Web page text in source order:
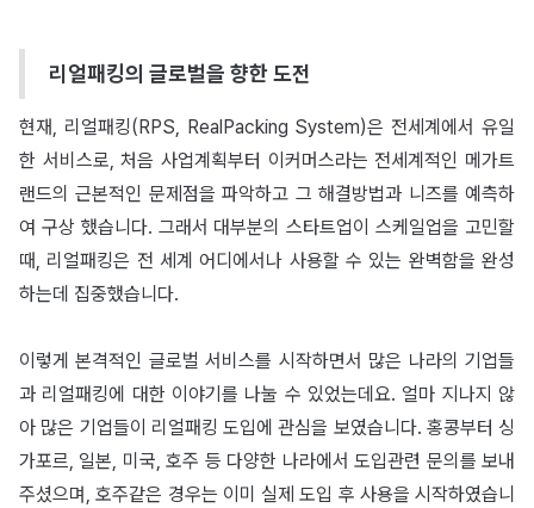
리얼패킹의 글로벌을 향한 도전
현재, 리얼패킹(RPS, RealPacking System)은 전세계에서 유일
한 서비스로, 처음 사업계획부터 이커머스라는 전세계적인 메가트
랜드의 근본적인 문제점을 파악하고 그 해결방법과 니즈를 예측하
여 구상 했습니다. 그래서 대부분의 스타트업이 스케일업을 고민할
때, 리얼패킹은 전 세계 어디에서나 사용할 수 있는 완벽함을 완성
하는데 집중했습니다.
이렇게 본격적인 글로벌 서비스를 시작하면서 많은 나라의 기업들
과 리얼패킹에 대한 이야기를 나눌 수 있었는데요. 얼마 지나지 않
아 많은 기업들이 리얼패킹 도입에 관심을 보였습니다. 홍콩부터 싱
가포르, 일본, 미국, 호주 등 다양한 나라에서 도입관련 문의를 보내
주셨으며, 호주같은 경우는 이미 실제 도입 후 사용을 시작하였습니